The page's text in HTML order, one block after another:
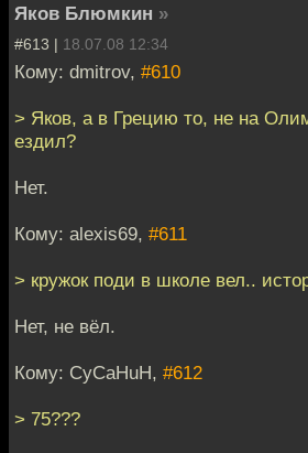
Яков Блюмкин »
#613 | 18.07.08 12:34
Кому: dmitrov, #610
> Яков, а в Грецию то, не на
ездил?
Нет.
Кому: alexis69, #611
> кружок поди в школе вел..
Нет, не вёл.
Кому: CyCaHuH, #612
> 75???